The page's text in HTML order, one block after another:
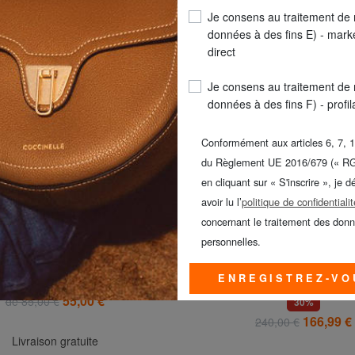
EASTPAK
PAKR Sac à dos
de 85,00 € 55,00 €
Livraison gratuite
EASTPAK
TRANSIT R 4 XL Chariot
30%
240,00 € 166,99 €
Je consens au traitement de
données à des fins E) -
direct
Je consens au traitement de
données à des fins F) -
Conformément aux articles 6, 7,
du Règlement UE 2016/679 («
en cliquant sur « S'inscrire », je
avoir lu l’politique de
concernant le traitement des
personnelles.
ENREGISTREZ-